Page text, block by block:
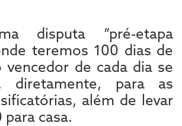
disputa “pré-etapa
teremos 100 dias de
vencedor de cada dia se
diretamente, para as
além de levar
casa.